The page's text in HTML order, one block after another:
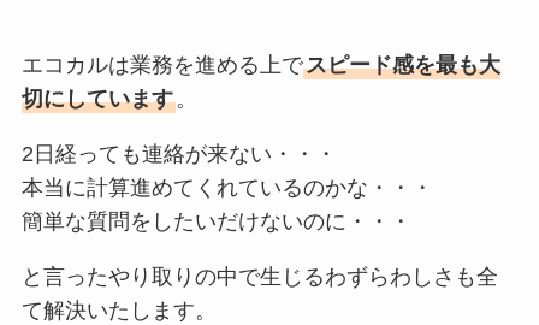
エコカルは業務を進める上でスピード感を最も大
切にしています。
2日経っても連絡が来ない・・・
本当に計算進めてくれているのかな・・・
簡単な質問をしたいだけないのに・・・
と言ったやり取りの中で生じるわずらわしさも全
て解決いたします。